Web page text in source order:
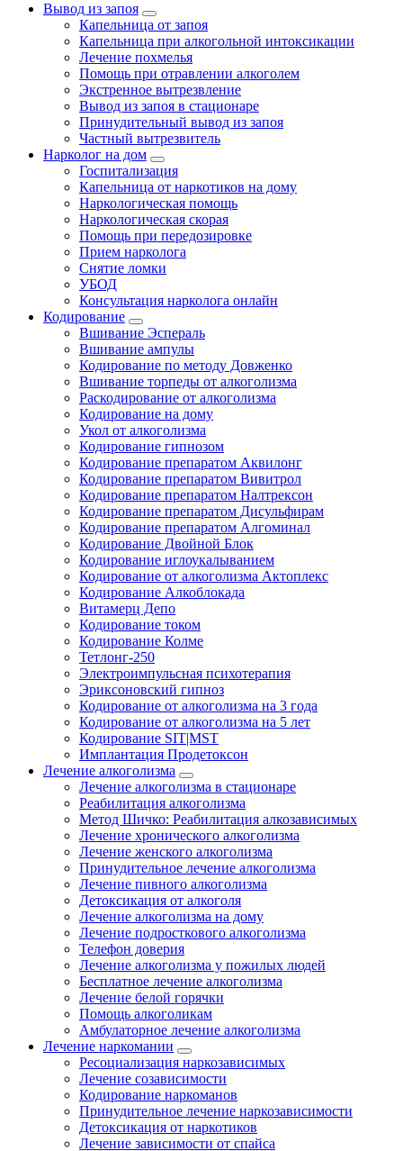
Вывод из запоя
Капельница от запоя
Капельница при алкогольной интоксикации
Лечение похмелья
Помощь при отравлении алкоголем
Экстренное вытрезвление
Вывод из запоя в стационаре
Принудительный вывод из запоя
Частный вытрезвитель
Нарколог на дом
Госпитализация
Капельница от наркотиков на дому
Наркологическая помощь
Наркологическая скорая
Помощь при передозировке
Прием нарколога
Снятие ломки
УБОД
Консультация нарколога онлайн
Кодирование
Вшивание Эспераль
Вшивание ампулы
Кодирование по методу Довженко
Вшивание торпеды от алкоголизма
Раскодирование от алкоголизма
Кодирование на дому
Укол от алкоголизма
Кодирование гипнозом
Кодирование препаратом Аквилонг
Кодирование препаратом Вивитрол
Кодирование препаратом Налтрексон
Кодирование препаратом Дисульфирам
Кодирование препаратом Алгоминал
Кодирование Двойной Блок
Кодирование иглоукалыванием
Кодирование от алкоголизма Актоплекс
Кодирование Алкоблокада
Витамерц Депо
Кодирование током
Кодирование Колме
Тетлонг-250
Электроимпульсная психотерапия
Эриксоновский гипноз
Кодирование от алкоголизма на 3 года
Кодирование от алкоголизма на 5 лет
Кодирование SIT|MST
Имплантация Продетоксон
Лечение алкоголизма
Лечение алкоголизма в стационаре
Реабилитация алкоголизма
Метод Шичко: Реабилитация алкозависимых
Лечение хронического алкоголизма
Лечение женского алкоголизма
Принудительное лечение алкоголизма
Лечение пивного алкоголизма
Детоксикация от алкоголя
Лечение алкоголизма на дому
Лечение подросткового алкоголизма
Телефон доверия
Лечение алкоголизма у пожилых людей
Бесплатное лечение алкоголизма
Лечение белой горячки
Помощь алкоголикам
Амбулаторное лечение алкоголизма
Лечение наркомании
Ресоциализация наркозависимых
Лечение созависимости
Кодирование наркоманов
Принудительное лечение наркозависимости
Детоксикация от наркотиков
Лечение зависимости от спайса